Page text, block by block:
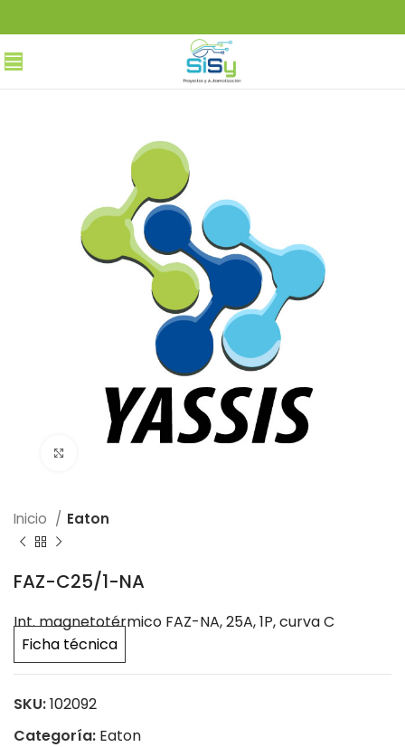
Inicio Eaton
FAZ-C25/1-NA
Int. magnetotérmico FAZ-NA, 25A, 1P, curva C
Ficha técnica
SKU:102092
Categoría: Eaton